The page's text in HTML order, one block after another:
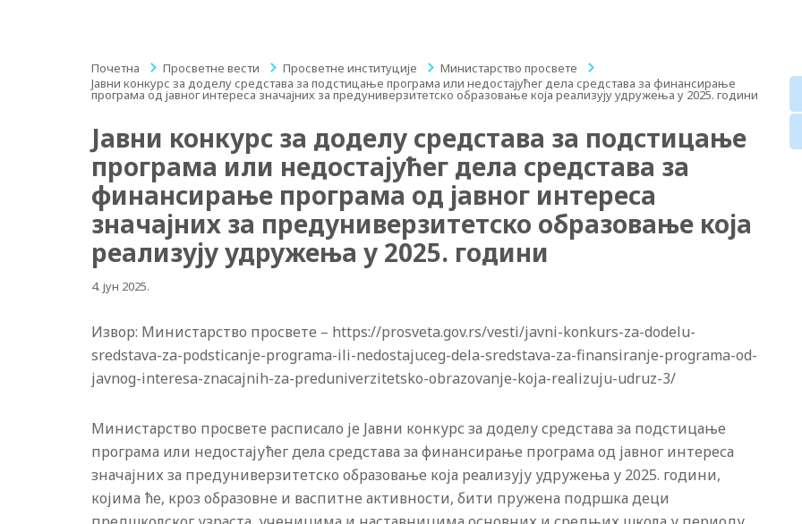
Почетна / Просветне вести / Просветне институције / Министарство просвете
/
Јавни конкурс за доделу средстава за подстицање програма или недостајућег дела средстава за финансирање
програма од јавног интереса значајних за предуниверзитетско образовање која реализују удружења у 2025. години
Јавни конкурс за доделу средстава за подстицање
програма или недостајућег дела средстава за
финансирање програма од јавног интереса
значајних за предуниверзитетско образовање која
реализују удружења у 2025. години
4. јун 2025.
Извор: Министарство просвете – https://prosveta.gov.rs/vesti/javni-konkurs-za-dodelu-
sredstava-za-podsticanje-programa-ili-nedostajuceg-dela-sredstava-za-finansiranje-programa-od-
javnog-interesa-znacajnih-za-preduniverzitetsko-obrazovanje-koja-realizuju-udruz-3/
Министарство просвете расписало је Jавни конкурс за доделу средстава за подстицање
програма или недостајућег дела средстава за финансирање програма од јавног интереса
значајних за предуниверзитетско образовање која реализују удружења у 2025. години,
којима ће, кроз образовне и васпитне активности, бити пружена подршка деци